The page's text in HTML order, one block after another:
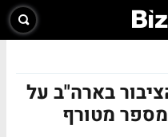
בארה"ב על
מטורף